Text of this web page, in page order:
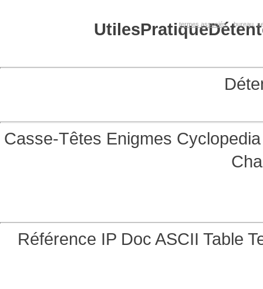
termes associés: bureau,
UtilesPratique
Casse-Têtes Enigmes
Référence IP Doc ASCII Table